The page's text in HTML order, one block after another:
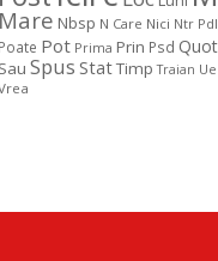
Mare Nbsp N Care Nici Ntr Pdl
Poate Pot Prima Prin Psd Quot
Sau Spus StatTimp Traian Ue